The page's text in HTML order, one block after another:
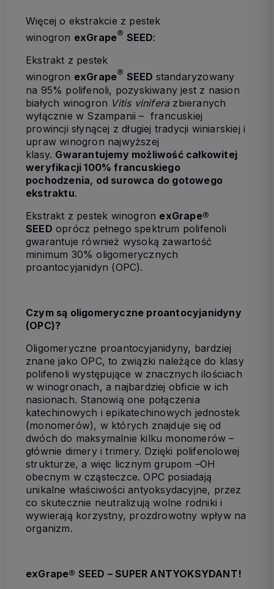
Więcej o ekstrakcie z pestek
winogron exGrape® SEED:
Ekstrakt z pestek
winogron exGrape® SEED standaryzowany
na 95% polifenoli, pozyskiwany jest z nasion
białych winogron Vitis viniferazbieranych
wyłącznie w Szampanii – francuskiej
prowincji słynącej z długiej tradycji winiarskiej i
upraw winogron najwyższej
klasy. Gwarantujemy możliwość całkowitej
weryfikacji 100% francuskiego
pochodzenia, od surowca do gotowego
ekstraktu.
Ekstrakt z pestek winogron exGrape®
SEED oprócz pełnego spektrum polifenoli
gwarantuje również wysoką zawartość
minimum 30% oligomerycznych
proantocyjanidyn (OPC).
Czym są oligomeryczne proantocyjanidyny
(OPC)?
Oligomeryczne proantocyjanidyny, bardziej
znane jako OPC, to związki należące do klasy
polifenoli występujące w znacznych ilościach
w winogronach, a najbardziej obficie w ich
nasionach. Stanowią one połączenia
katechinowych i epikatechinowych jednostek
(monomerów), w których znajduje się od
dwóch do maksymalnie kilku monomerów –
głównie dimery i trimery. Dzięki polifenolowej
strukturze, a więc licznym grupom –OH
obecnym w cząsteczce. OPC posiadają
unikalne właściwości antyoksydacyjne, przez
co skutecznie neutralizują wolne rodniki i
wywierają korzystny, prozdrowotny wpływ na
organizm.
exGrape® SEED – SUPER ANTYOKSYDANT!